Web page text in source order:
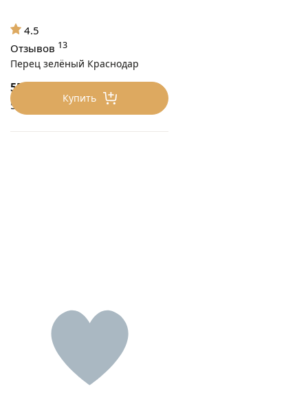
Купить
550
550 ₽/кг
Перец зелёный Краснодар
4.5
Отзывов 13